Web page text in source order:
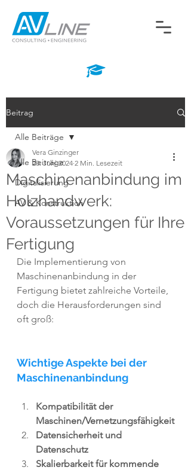
Beitrag
Alle Beiträge
Digitalisierung
AV & Konstruktion
Alle Beiträge
Maschinenanbindung im
Holzhandwerk:
Voraussetzungen für Ihre
Fertigung
Vera Ginzinger
20. Juni 2024 2 Min. Lesezeit
Die Implementierung von
Maschinenanbindung in der
Fertigung bietet zahlreiche Vorteile,
doch die Herausforderungen sind
oft groß:
Wichtige Aspekte bei der
Maschinenanbindung
Kompatibilität der
Maschinen/Vernetzungsfähigkeit
Datensicherheit und
Datenschutz
Skalierbarkeit für kommende